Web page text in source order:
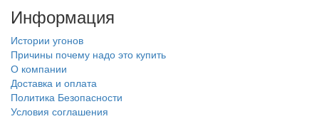
Информация
Истории угонов
Причины почему надо это купить
О компании
Доставка и оплата
Политика Безопасности
Условия соглашения